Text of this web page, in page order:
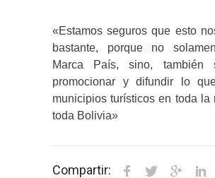
«Estamos seguros que esto
bastante, porque no
Marca País, sino, también
promocionar y difundir lo
municipios turísticos en toda la
toda Bolivia»
Compartir: